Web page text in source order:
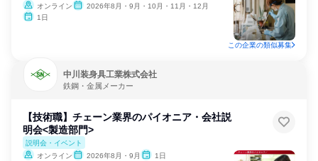
オンライン
2026年8月・9月・10月・11月・12月
1日
この企業の類似募集
中川装身具工業株式会社
鉄鋼・金属メーカー
【技術職】チェーン業界のパイオニア・会社説
明会<製造部門>
説明会・イベント
オンライン
2026年8月・9月 1日